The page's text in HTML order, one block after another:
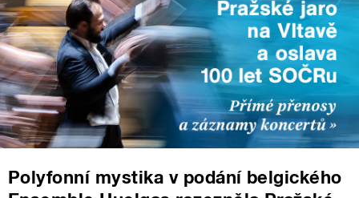
Polyfonní mystika v podání belgického